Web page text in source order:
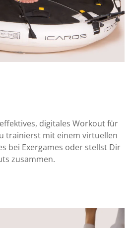
digitales Workout für
trainierst mit einem virtuellen
bei Exergames oder stellst Dir
zusammen.